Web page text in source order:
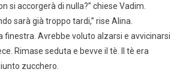
si accorgerà di nulla?” chiese Vadim.
sarà già troppo tardi,” rise Alina.
finestra. Avrebbe voluto alzarsi e avvicinarsi
Rimase seduta e bevve il tè. Il tè era
zucchero.